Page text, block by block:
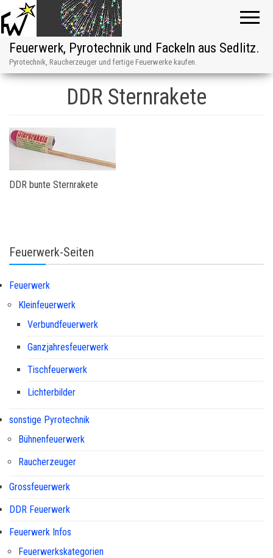
Feuerwerk, Pyrotechnik und Fackeln aus Sedlitz.
Pyrotechnik, Raucherzeuger und fertige Feuerwerke kaufen.
DDR Sternrakete
DDR bunte Sternrakete
Feuerwerk-Seiten
Feuerwerk
Kleinfeuerwerk
Verbundfeuerwerk
Ganzjahresfeuerwerk
Tischfeuerwerk
Lichterbilder
sonstige Pyrotechnik
Bühnenfeuerwerk
Raucherzeuger
Grossfeuerwerk
DDR Feuerwerk
Feuerwerk Infos
Feuerwerkskategorien